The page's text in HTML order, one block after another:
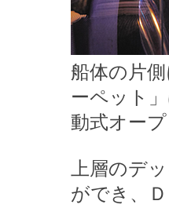
船体の片
ーペット
動式オープ
上層のデ
ができ、